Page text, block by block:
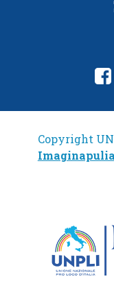
Copyright
Imaginapulia